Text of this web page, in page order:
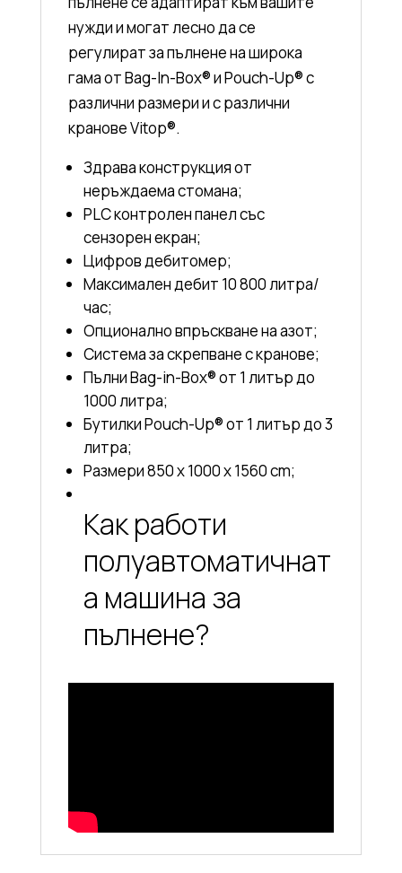
нужди и могат лесно да се
регулират за пълнене на широка
гама от Bag-In-Box® и Pouch-Up® с
различни размери и с различни
кранове Vitop®.
Здрава конструкция от
неръждаема стомана;
PLC контролен панел със
сензорен екран;
Цифров дебитомер;
Максимален дебит 10 800 литра/
час;
Опционално впръскване на азот;
Система за скрепване с кранове;
Пълни Bag-in-Box® от 1 литър до
1000 литра;
Бутилки Pouch-Up® от 1 литър до 3
литра;
Размери 850 x 1000 x 1560 cm;
Как работи
полуавтоматичнат
а машина за
пълнене?